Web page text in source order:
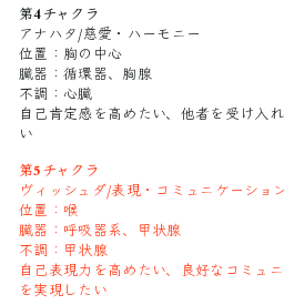
第4チャクラ
アナハタ/慈愛・ハーモニー
位置：胸の中心
臓器：循環器、胸腺
不調：心臓
自己肯定感を高めたい、他者を受け入
い
第5チャクラ
ヴィッシュダ/表現・コミュニケーショ
位置：喉
臓器：呼吸器系、甲状腺
不調：甲状腺
自己表現力を高めたい、良好なコミュ
を実現したい